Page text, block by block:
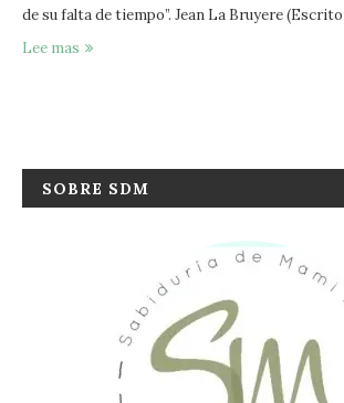
de su falta de tiempo”. Jean La Bruyere
Lee mas
SOBRE SDM